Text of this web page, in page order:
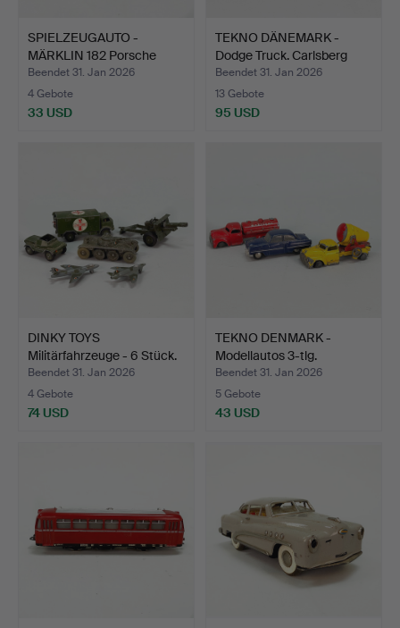
SPIELZEUGAUTO -
MÄRKLIN 182 Porsche
356A, …
Beendet 31. Jan 2026
4 Gebote
33 USD
TEKNO DÄNEMARK -
Dodge Truck. Carlsberg
Bra…
Beendet 31. Jan 2026
13 Gebote
95 USD
DINKY TOYS
Militärfahrzeuge - 6 Stück.
Beendet 31. Jan 2026
4 Gebote
74 USD
TEKNO DENMARK -
Modellautos 3-tlg.
Beendet 31. Jan 2026
5 Gebote
43 USD